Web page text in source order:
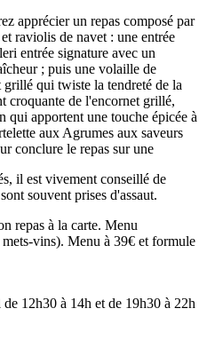
apprécier un repas composé par
raviolis de navet : une entrée
entrée signature avec un
; puis une volaille de
grillé qui twiste la tendreté de la
croquante de l'encornet grillé,
qui apportent une touche épicée à
aux Agrumes aux saveurs
conclure le repas sur une
il est vivement conseillé de
souvent prises d'assaut.
repas à la carte. Menu
vins). Menu à 39€ et formule
12h30 à 14h et de 19h30 à 22h